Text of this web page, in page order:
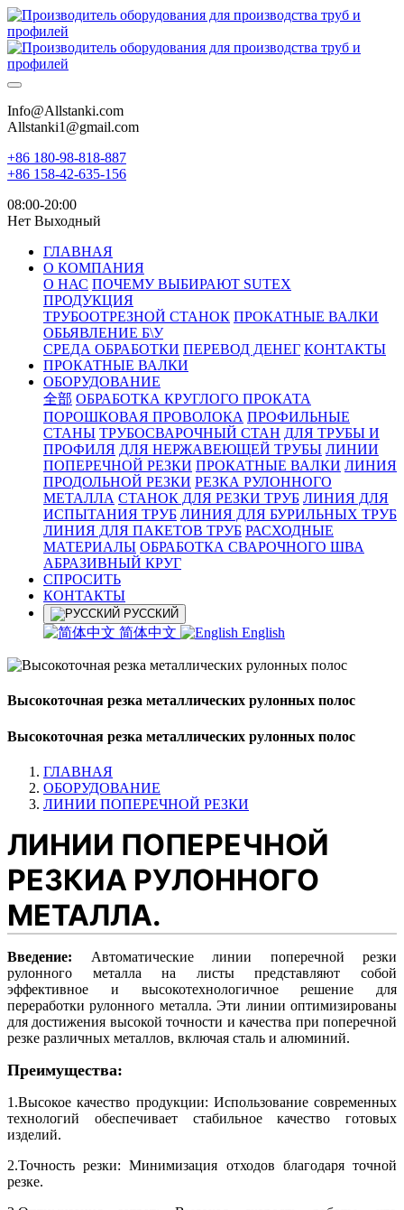
Info@Allstanki.com
Allstanki1@gmail.com
+86 180-98-818-887
+86 158-42-635-156
08:00-20:00
Нет Выходный
ГЛАВНАЯ
О КОМПАНИЯ
О НАС ПОЧЕМУ ВЫБИРАЮТ SUTEX
ПРОДУКЦИЯ
ТРУБООТРЕЗНОЙ СТАНОК ПРОКАТНЫЕ ВАЛКИ
ОБЬЯВЛЕНИЕ Б\У
СРЕДА ОБРАБОТКИ ПЕРЕВОД ДЕНЕГ КОНТАКТЫ
ПРОКАТНЫЕ ВАЛКИ
ОБОРУДОВАНИЕ
全部 ОБРАБОТКА КРУГЛОГО ПРОКАТА
ПОРОШКОВАЯ ПРОВОЛОКА ПРОФИЛЬНЫЕ
СТАНЫ ТРУБОСВАРОЧНЫЙ СТАН ДЛЯ ТРУБЫ И
ПРОФИЛЯ ДЛЯ НЕРЖАВЕЮЩЕЙ ТРУБЫ ЛИНИИ
ПОПЕРЕЧНОЙ РЕЗКИ ПРОКАТНЫЕ ВАЛКИ ЛИНИЯ
ПРОДОЛЬНОЙ РЕЗКИ РЕЗКА РУЛОННОГО
МЕТАЛЛА СТАНОК ДЛЯ РЕЗКИ ТРУБ ЛИНИЯ ДЛЯ
ИСПЫТАНИЯ ТРУБ ЛИНИЯ ДЛЯ БУРИЛЬНЫХ ТРУБ
ЛИНИЯ ДЛЯ ПАКЕТОВ ТРУБ РАСХОДНЫЕ
МАТЕРИАЛЫ OБРАБОТКА СВАРОЧНОГО ШВА
АБРАЗИВНЫЙ КРУГ
СПРОСИТЬ
КОНТАКТЫ
РУССКИЙ
简体中文 English
Высокоточная резка металлических рулонных полос
Высокоточная резка металлических рулонных полос
ГЛАВНАЯ
ОБОРУДОВАНИЕ
ЛИНИИ ПОПЕРЕЧНОЙ РЕЗКИ
ЛИНИИ ПОПЕРЕЧНОЙ
РЕЗКИА РУЛОННОГО
МЕТАЛЛА.
Введение: Автоматические линии поперечной резки
рулонного металла на листы представляют собой
эффективное и высокотехнологичное решение для
переработки рулонного металла. Эти линии оптимизированы
для достижения высокой точности и качества при поперечной
резке различных металлов, включая сталь и алюминий.
Преимущества:
1.Высокое качество продукции: Использование современных
технологий обеспечивает стабильное качество готовых
изделий.
2.Точность резки: Минимизация отходов благодаря точной
резке.